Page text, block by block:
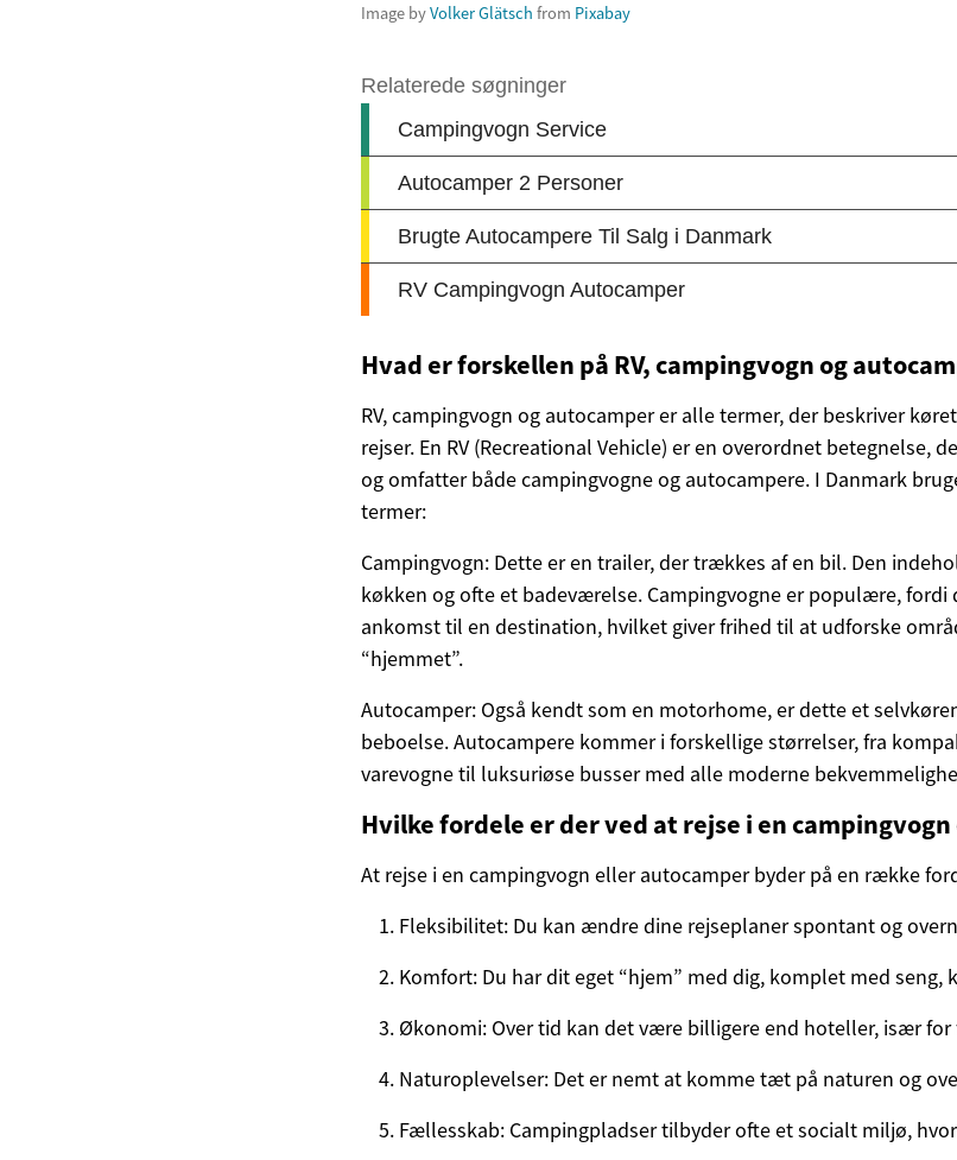
Image byVolker Glätsch from Pixabay
Hvad er forskellen på RV, campingvogn og
RV, campingvogn og autocamper er alle termer, der beskriver
rejser. En RV (Recreational Vehicle) er en overordnet betegnelse,
og omfatter både campingvogne og autocampere. I Danmark
termer:
Campingvogn: Dette er en trailer, der trækkes af en bil. Den
køkken og ofte et badeværelse. Campingvogne er populære, fordi
ankomst til en destination, hvilket giver frihed til at udforske
“hjemmet”.
Autocamper: Også kendt som en motorhome, er dette et
beboelse. Autocampere kommer i forskellige størrelser, fra
varevogne til luksuriøse busser med alle moderne
Hvilke fordele er der ved at rejse i en
At rejse i en campingvogn eller autocamper byder på en række
Fleksibilitet: Du kan ændre dine rejseplaner spontant og
Komfort: Du har dit eget “hjem” med dig, komplet med
Økonomi: Over tid kan det være billigere end hoteller, især
Naturoplevelser: Det er nemt at komme tæt på naturen og
Fællesskab: Campingpladser tilbyder ofte et socialt miljø,